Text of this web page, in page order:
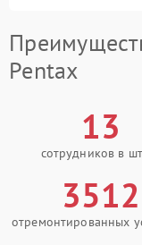
Pentax
13
сотрудников в
3512
отремонтированных